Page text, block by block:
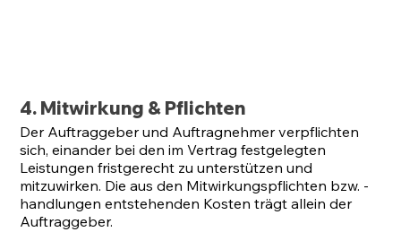
4. Mitwirkung & Pflichten
Der Auftraggeber und Auftragnehmer verpflichten
sich, einander bei den im Vertrag festgelegten
Leistungen fristgerecht zu unterstützen und
mitzuwirken. Die aus den Mitwirkungspflichten bzw. -
handlungen entstehenden Kosten trägt allein der
Auftraggeber.